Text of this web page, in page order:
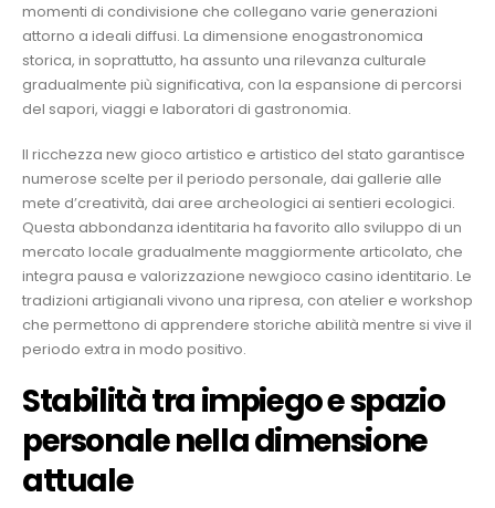
momenti di condivisione che collegano varie generazioni
attorno a ideali diffusi. La dimensione enogastronomica
storica, in soprattutto, ha assunto una rilevanza culturale
gradualmente più significativa, con la espansione di percorsi
del sapori, viaggi e laboratori di gastronomia.
Il ricchezza new gioco artistico e artistico del stato garantisce
numerose scelte per il periodo personale, dai gallerie alle
mete d’creatività, dai aree archeologici ai sentieri ecologici.
Questa abbondanza identitaria ha favorito allo sviluppo di un
mercato locale gradualmente maggiormente articolato, che
integra pausa e valorizzazione newgioco casino identitario. Le
tradizioni artigianali vivono una ripresa, con atelier e workshop
che permettono di apprendere storiche abilità mentre si vive il
periodo extra in modo positivo.
Stabilità tra impiego e spazio
personale nella dimensione
attuale